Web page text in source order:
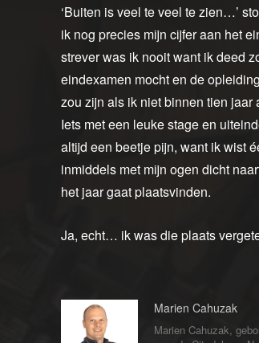
‘Buiten is veel te veel te zien…’
ik nog precies mijn cijfer aan het
strever was ik nooit want ik deed
eindexamen mocht en de
zou zijn als ik niet binnen tien
Iets met een leuke stage en
altijd een beetje pijn, want ik wist
inmiddels met mijn ogen dicht
het jaar gaat plaatsvinden.
Ja, echt… ik was die plaats
Marien Cahuzak
Marien Cahuzak,